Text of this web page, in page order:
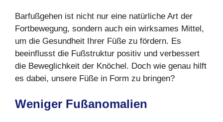
Barfußgehen ist nicht nur eine natürliche Art der
Fortbewegung, sondern auch ein wirksames Mittel,
um die Gesundheit Ihrer Füße zu fördern. Es
beeinflusst die Fußstruktur positiv und verbessert
die Beweglichkeit der Knöchel. Doch wie genau hilft
es dabei, unsere Füße in Form zu bringen?
Weniger Fußanomalien